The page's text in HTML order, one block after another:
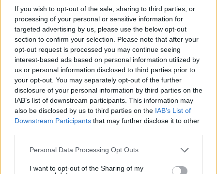
If you wish to opt-out of the sale, sharing to third parties, or
processing of your personal or sensitive information for
targeted advertising by us, please use the below opt-out
section to confirm your selection. Please note that after your
opt-out request is processed you may continue seeing
interest-based ads based on personal information utilized by
us or personal information disclosed to third parties prior to
your opt-out. You may separately opt-out of the further
disclosure of your personal information by third parties on the
IAB’s list of downstream participants. This information may
also be disclosed by us to third parties on the IAB’s List of
Downstream Participants that may further disclose it to other
Please note that this website/app uses one or more Google
not limited to your visit or usage behaviour. You may click to
Personal Data Processing Opt Outs
I want to opt-out of the Sharing of my
Θα γυρίσει ο τροχός
13.05.2026, 20:50
Eγραψες τρισμέγιστε, ογκόλιθε της λογικής, αλλά
δυστυχώς αν δεν βλέπεις τον μικρούτσικο και την
σκορδά, θα αλλάξεις κανάλι. Γι αυτό βλέπεις τους
ίδιους και τους ίδιους, ξανα και ξανά. Ακόμα και
αν η εκπομπή πάει άπατη, πάλι τους ιδιους θα
καλέσουν την επόμενη φορά. Ο κόσμος θέλει
μικρούτσικο, κωστόπουλο, ζαρίφη κλπ.
ΑΠΑΝΤΗΣΗ
Planet
13.05.2026, 22:32
Ποιος κόσμος η γιαγιά σου και παππούς σου
ΑΠΑΝΤΗΣΗ